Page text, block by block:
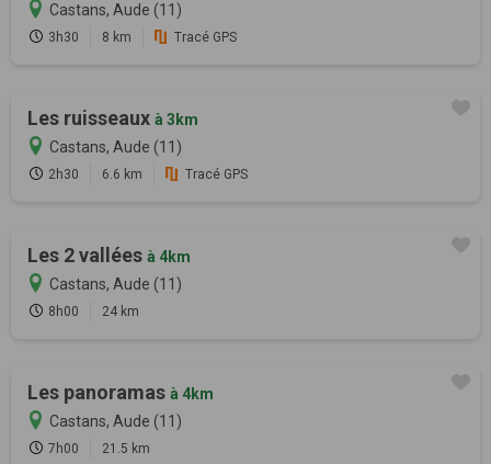
Castans, Aude (11)
3h30 8 km Tracé GPS
Les ruisseaux à 3km
Castans, Aude (11)
2h30 6.6 km Tracé GPS
Les 2 vallées à 4km
Castans, Aude (11)
8h00 24 km
Les panoramas à 4km
Castans, Aude (11)
7h00 21.5 km